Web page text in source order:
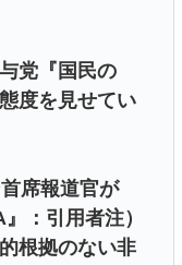
党『国民の
度を見せてい
席報道官が
：引用者注）
根拠のない非